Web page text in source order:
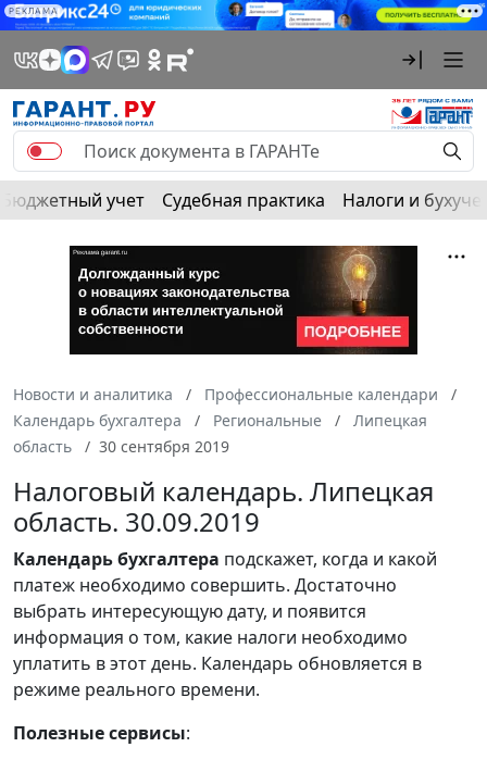
РЕКЛАМА
Бюджетный учет Судебная практика Налоги и
Новости и аналитика
Профессиональные календари
Календарь бухгалтера
Региональные
Липецкая
область
30 сентября 2019
Налоговый календарь. Липецкая
область. 30.09.2019
Календарьбухгалтера подскажет, когда и какой
платеж необходимо совершить. Достаточно
выбрать интересующую дату, и появится
информация о том, какие налоги необходимо
уплатить в этот день. Календарь обновляется в
режиме реального времени.
Полезные сервисы: